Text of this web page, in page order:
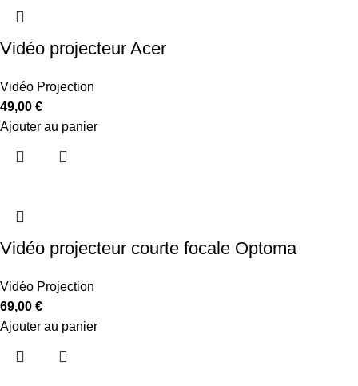
Vidéo projecteur Acer
Vidéo Projection
49,00 €
Ajouter au panier
Vidéo projecteur courte focale Optoma
Vidéo Projection
69,00 €
Ajouter au panier